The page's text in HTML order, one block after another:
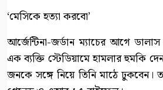
‘মেসিকে হত্যা করবো’
আর্জেন্টিনা-জর্ডান ম্যাচের আগে
এক ব্যক্তি স্টেডিয়ামে হামলার হুমকি
জনকে সঙ্গে নিয়ে তিনি মাঠে ঢুকবেন।